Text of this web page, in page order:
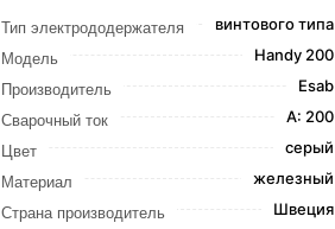
Тип электрододержателя винтового типа
Модель Handy 200
Производитель Esab
Сварочный ток А: 200
Цвет серый
Материал железный
Страна производитель Швеция